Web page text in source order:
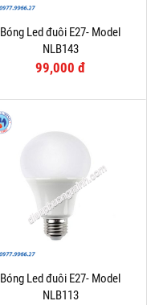
Bóng Led đuôi E27- Model
NLB143
99,000 đ
Bóng Led đuôi E27- Model
NLB113